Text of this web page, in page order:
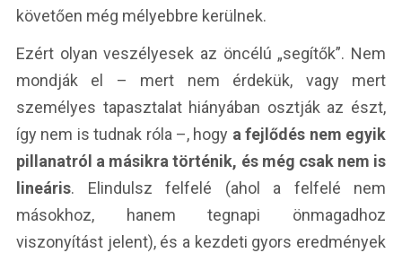
követően még mélyebbre kerülnek.
Ezért olyan veszélyesek az öncélú „segítők”. Nem
mondják el – mert nem érdekük, vagy mert
személyes tapasztalat hiányában osztják az észt,
így nem is tudnak róla –, hogy a fejlődés nem egyik
pillanatról a másikra történik, és még csak nem is
lineáris. Elindulsz felfelé (ahol a felfelé nem
másokhoz, hanem tegnapi önmagadhoz
viszonyítást jelent), és a kezdeti gyors eredmények